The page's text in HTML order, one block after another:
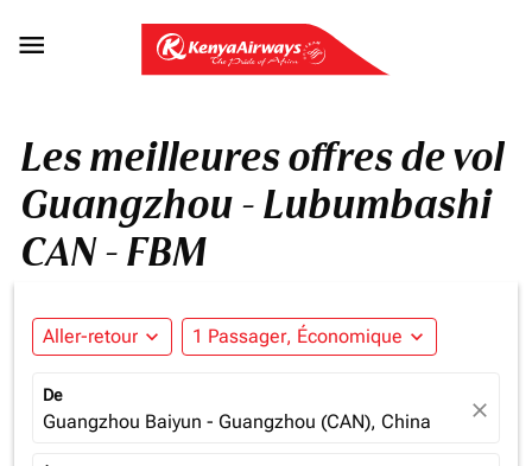

Les meilleures offres de vol
Guangzhou - Lubumbashi
CAN - FBM
Aller-retour expand_more 1 Passager, Économique expand_more
De
Guangzhou Baiyun - Guangzhou (CAN), China close